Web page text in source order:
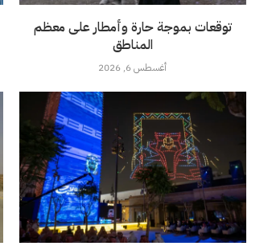
توقعات بموجة حارة وأمطار على معظم
المناطق
أغسطس 6, 2026